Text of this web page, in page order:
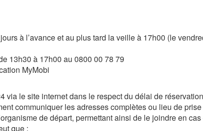
à l’avance et au plus tard la veille à 17h00 (le
13h30 à 17h00 au 0800 00 78 79
MyMobi
via le site internet dans le respect du délai de
communiquer les adresses complètes ou lieu de
de départ, permettant ainsi de le joindre en
que :